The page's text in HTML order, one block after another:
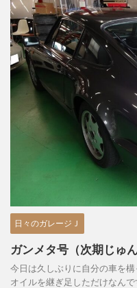
日々のガレージＪ
ガンメタ号（次期じゅ
今日は久しぶりに自分の車を
オイルを継ぎ足しただけなん